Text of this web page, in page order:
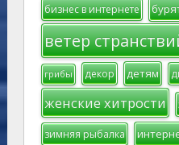
бизнес в интернете
ветер
грибы декор детям
женские хитрости
зимняя рыбалка